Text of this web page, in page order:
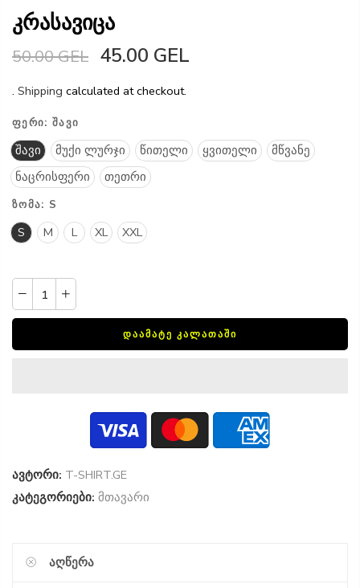
კრასავიცა
50.00 GEL 45.00 GEL
. Shipping calculated at checkout.
ᲤᲔᲠᲘ: ᲨᲐᲕᲘ
შავი მუქი ლურჯი წითელი ყვითელი
მწვანე
ნაცრისფერი
თეთრი
ᲖᲝᲛᲐ: S
S M L XL XXL
ᲓᲐᲐᲛᲐᲢᲔ ᲙᲐᲚᲐᲗᲐᲨᲘ
ავტორი: T-SHIRT.GE
კატეგორიები: მთავარი
ᲐᲦᲬᲔᲠᲐ